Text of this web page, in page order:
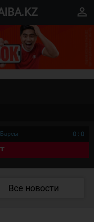
perm_identity
0 : 0
Все новости